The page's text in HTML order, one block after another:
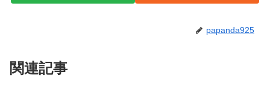
papanda925
関連記事